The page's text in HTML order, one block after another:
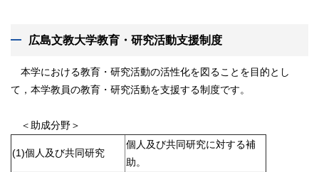
広島文教大学教育・研究活動支援制度
本学における教育・研究活動の活性化を図ることを目的とし
て，本学教員の教育・研究活動を支援する制度です。
＜助成分野＞
(1)個人及び共同研究
個人及び共同研究に対する補
助。